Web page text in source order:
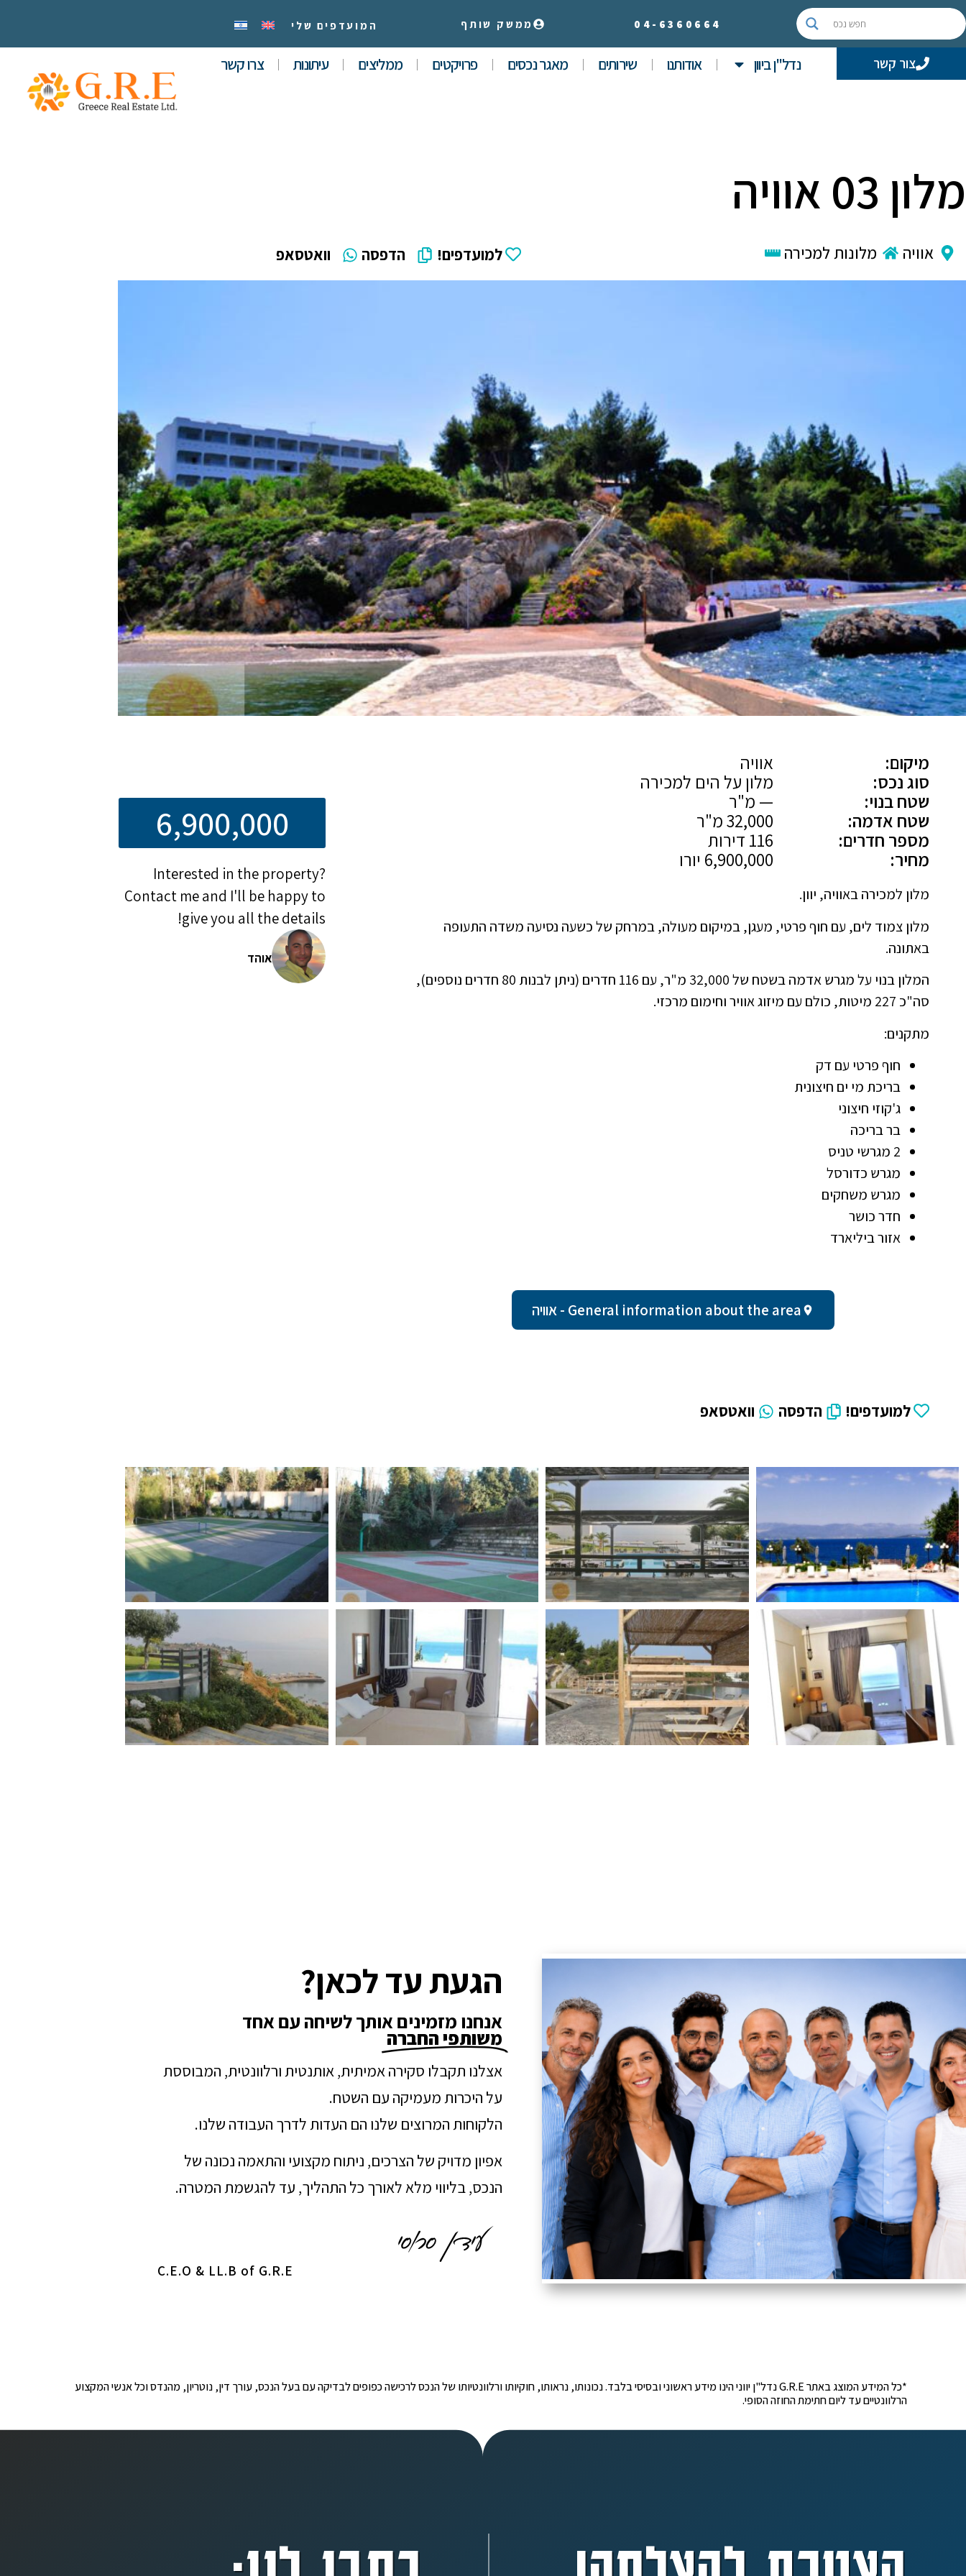
04- 6360664 ממשק שותף המועדפים שלי
צור קשר נדל"ן ביוון אודותנו שירותים מאגר נכסים פרויקטים ממליצים עיתונות צרו קשר
מלון 03 אוויה
אוויה מלונות למכירה למועדפים! הדפסה וואטסאפ
מיקום:
אוויה
סוג נכס:
מלון על הים למכירה
שטח בנוי:
— מ"ר
שטח אדמה:
מספר חדרים:
מחיר:
מלון למכירה באוויה, יוון.
מלון צמוד לים, עם חוף פרטי, מעגן, במיקום מעולה, במרחק של כשעה נסיעה משדה התעופה
באתונה.
המלון בנוי על מגרש אדמה בשטח של 32,000 מ"ר, עם 116 חדרים (ניתן לבנות 80 חדרים נוספים),
סה"כ 227 מיטות, כולם עם מיזוג אוויר וחימום מרכזי.
מתקנים:
חוף פרטי עם דק
בריכת מי ים חיצונית
ג'קוזי חיצוני
בר בריכה
2 מגרשי טניס
מגרש כדורסל
מגרש משחקים
חדר כושר
אזור ביליארד
General information about the area - אוויה
למועדפים! הדפסה וואטסאפ
6,900,000
Interested in the property?
Contact me and I'll be happy to
give you all the details!
אוהד
הגעת עד לכאן?
אנחנו מזמינים אותך לשיחה עם אחד
משותפי החברה
אצלנו תקבלו סקירה אמיתית, אותנטית ורלוונטית, המבוססת
על היכרות מעמיקה עם השטח.
הלקוחות המרוצים שלנו הם העדות לדרך העבודה שלנו.
אפיון מדויק של הצרכים, ניתוח מקצועי והתאמה נכונה של
הנכס, בליווי מלא לאורך כל התהליך, עד להגשמת המטרה.
C.E.O & LL.B of G.R.E
*כל המידע המוצג באתר G.R.E נדל"ן יווני הינו מידע ראשוני ובסיסי בלבד. נכונותו, נראותו, חוקיותו ורלוונטיותו של הנכס לרכישה כפופים לבדיקה עם בעל הנכס, עורך דין, נוטריון, מהנדס וכל אנשי המקצוע
הרלוונטיים עד ליום חתימת החוזה הסופי.